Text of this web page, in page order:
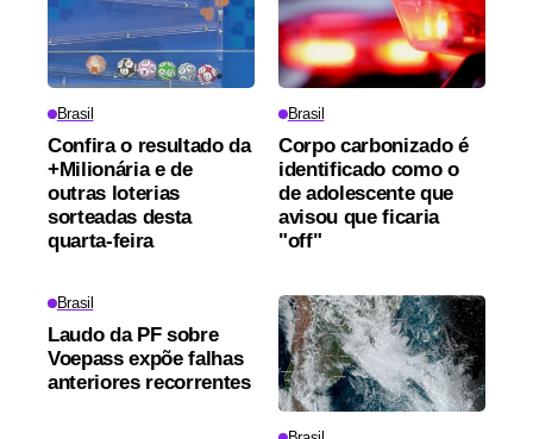
Brasil
Confira o resultado da
+Milionária e de
outras loterias
sorteadas desta
quarta-feira
Brasil
Corpo carbonizado é
identificado como o
de adolescente que
avisou que ficaria
"off"
Brasil
Laudo da PF sobre
Voepass expõe falhas
anteriores recorrentes